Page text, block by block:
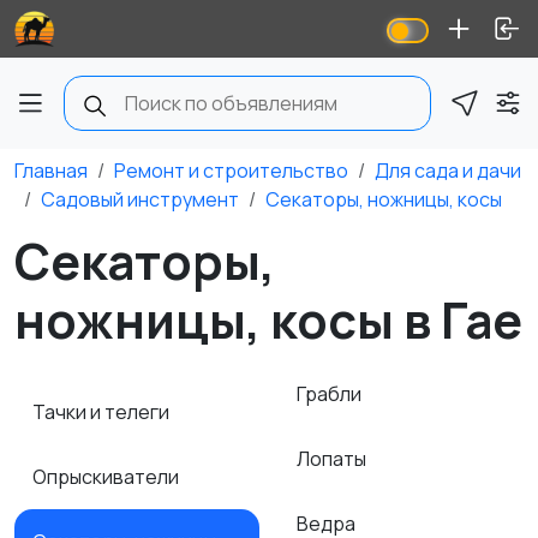
Главная Ремонт и строительство
Для сада и дачи
Садовый инструмент
Секаторы, ножницы, косы
Секаторы,
ножницы, косы в Гае
Тачки и телеги
Опрыскиватели
Грабли
Лопаты
Ведра